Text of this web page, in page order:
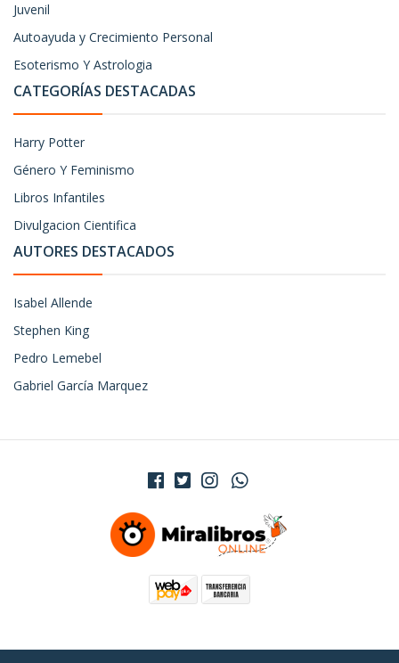
Juvenil
Autoayuda y Crecimiento Personal
Esoterismo Y Astrologia
CATEGORÍAS DESTACADAS
Harry Potter
Género Y Feminismo
Libros Infantiles
Divulgacion Cientifica
AUTORES DESTACADOS
Isabel Allende
Stephen King
Pedro Lemebel
Gabriel García Marquez